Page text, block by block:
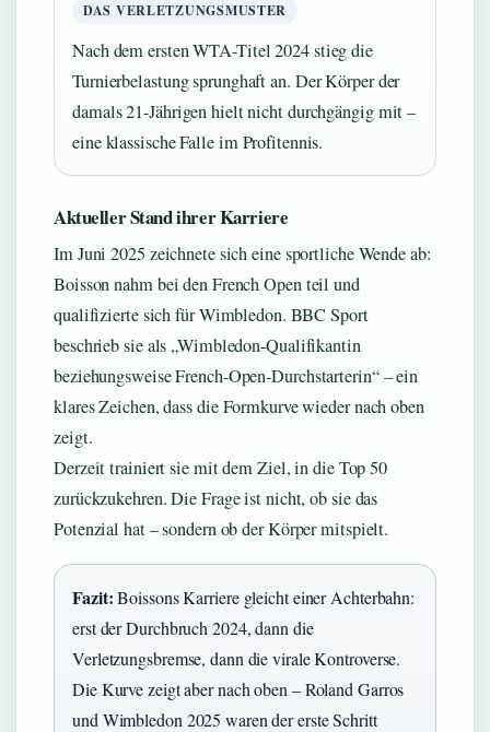
DAS VERLETZUNGSMUSTER
Nach dem ersten WTA-Titel 2024 stieg die
Turnierbelastung sprunghaft an. Der Körper der
damals 21-Jährigen hielt nicht durchgängig mit –
eine klassische Falle im Profitennis.
Aktueller Stand ihrer Karriere
Im Juni 2025 zeichnete sich eine sportliche Wende ab:
Boisson nahm bei den French Open teil und
qualifizierte sich für Wimbledon. BBC Sport
beschrieb sie als „Wimbledon-Qualifikantin
beziehungsweise French-Open-Durchstarterin“ – ein
klares Zeichen, dass die Formkurve wieder nach oben
zeigt.
Derzeit trainiert sie mit dem Ziel, in die Top 50
zurückzukehren. Die Frage ist nicht, ob sie das
Potenzial hat – sondern ob der Körper mitspielt.
Fazit:Boissons Karriere gleicht einer Achterbahn:
erst der Durchbruch 2024, dann die
Verletzungsbremse, dann die virale Kontroverse.
Die Kurve zeigt aber nach oben – Roland Garros
und Wimbledon 2025 waren der erste Schritt